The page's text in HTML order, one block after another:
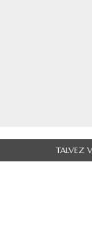
TALVEZ